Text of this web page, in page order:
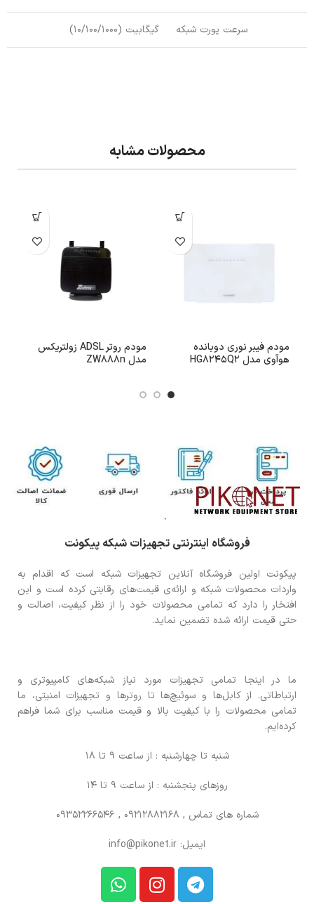
سرعت پورت شبکه گیگابیت (10/100/1000)
محصولات مشابه
مودم فیبر نوری دوبانده
هوآوی مدل HG8245Q2
مودم روتر ADSL زولتریکس
مدل ZW888n
فروشگاه اینترنتی تجهیزات شبکه پیکونت
پیکونت اولین فروشگاه آنلاین تجهیزات شبکه است که اقدام به
واردات محصولات شبکه و ارائه‌ی قیمت‌های رقابتی کرده است و این
افتخار را دارد که تمامی محصولات خود را از نظر کیفیت، اصالت و
حتی قیمت ارائه شده تضمین نماید.
ما در اینجا تمامی تجهیزات مورد نیاز شبکه‌های کامپیوتری و
ارتباطاتی. از کابل‌ها و سوئیچ‌ها تا روترها و تجهیزات امنیتی، ما
تمامی محصولات را با کیفیت بالا و قیمت مناسب برای شما فراهم
کرده‌ایم.
شنبه تا چهارشنبه : از ساعت 9 تا 18
روزهای پنجشنبه : از ساعت 9 تا 14
شماره های تماس , 09212882168 , 09352266546
ایمیل: info@pikonet.ir